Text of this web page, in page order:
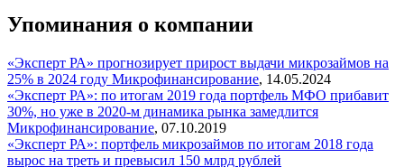
Упоминания о компании
«Эксперт РА» прогнозирует прирост выдачи микрозаймов на
25% в 2024 году Микрофинансирование, 14.05.2024
«Эксперт РА»: по итогам 2019 года портфель МФО прибавит
30%, но уже в 2020-м динамика рынка замедлится
Микрофинансирование, 07.10.2019
«Эксперт РА»: портфель микрозаймов по итогам 2018 года
вырос на треть и превысил 150 млрд рублей